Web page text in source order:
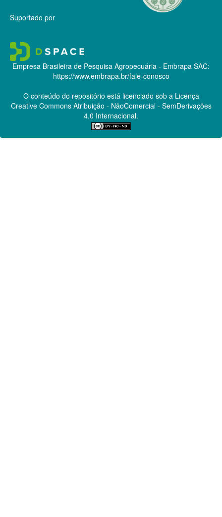
Suportado por
Empresa Brasileira de Pesquisa Agropecuária - Embrapa SAC:
https://www.embrapa.br/fale-conosco
O conteúdo do repositório está licenciado sob a Licença
Creative CommonsAtribuição - NãoComercial - SemDerivações
4.0 Internacional.